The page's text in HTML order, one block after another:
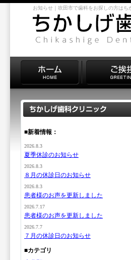
お知らせ｜吹田市で歯科をお探しの方はち
■新着情報：
2026.8.3
夏季休診のお知らせ
2026.8.3
８月の休診日のお知らせ
2026.8.3
患者様のお声を更新しました
2026.7.17
患者様のお声を更新しました
2026.7.7
７月の休診日のお知らせ
■カテゴリ